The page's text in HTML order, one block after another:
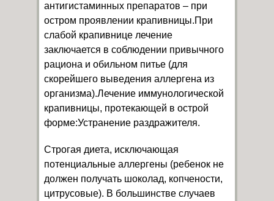
антигистаминных препаратов – при
остром проявлении крапивницы.При
слабой крапивнице лечение
заключается в соблюдении привычного
рациона и обильном питье (для
скорейшего выведения аллергена из
организма).Лечение иммунологической
крапивницы, протекающей в острой
форме:Устранение раздражителя.
Строгая диета, исключающая
потенциальные аллергены (ребенок не
должен получать шоколад, копчености,
цитрусовые). В большинстве случаев